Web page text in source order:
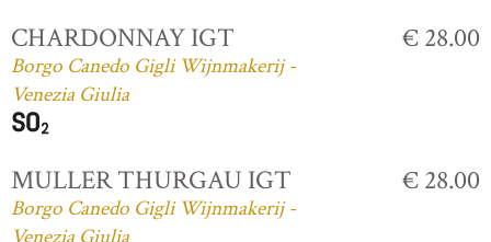
CHARDONNAY IGT
Borgo Canedo Gigli Wijnmakerij -
Venezia Giulia
€ 28.00
MULLER THURGAU IGT
Borgo Canedo Gigli Wijnmakerij -
€ 28.00